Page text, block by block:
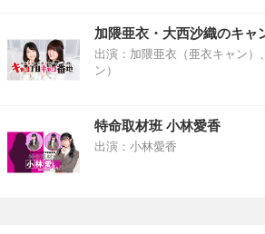
加隈亜衣・大西沙織のキャ
出演：加隈亜衣（亜衣キャン）
ン）
特命取材班 小林愛香
出演：小林愛香